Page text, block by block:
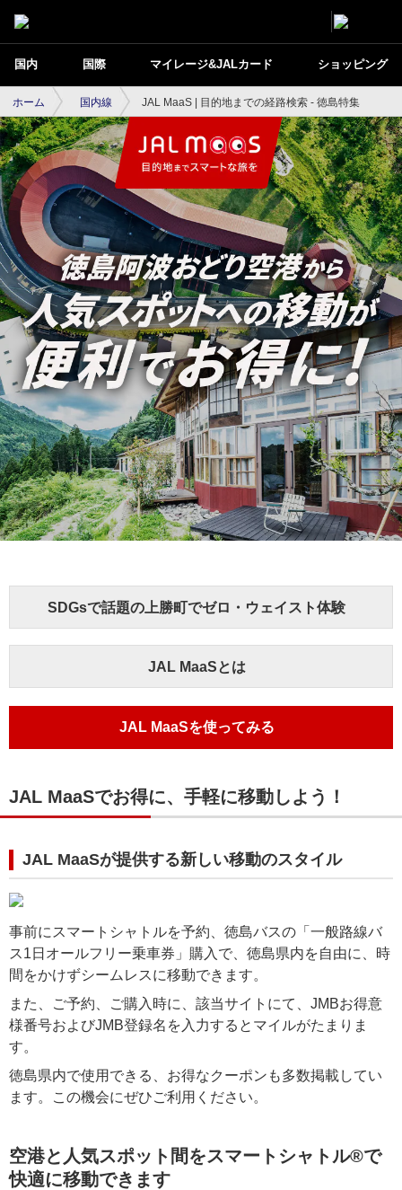
国内 国際 マイレージ&JALカード ショッピング
ホーム 国内線 JAL MaaS | 目的地までの経路検索 - 徳島特集
SDGsで話題の上勝町でゼロ・ウェイスト体験
JAL MaaSとは
JAL MaaSを使ってみる
JAL MaaSでお得に、手軽に移動しよう！
JAL MaaSが提供する新しい移動のスタイル
事前にスマートシャトルを予約、徳島バスの「一般路線バ
ス1日オールフリー乗車券」購入で、徳島県内を自由に、時
間をかけずシームレスに移動できます。
また、ご予約、ご購入時に、該当サイトにて、JMBお得意
様番号およびJMB登録名を入力するとマイルがたまりま
す。
徳島県内で使用できる、お得なクーポンも多数掲載してい
ます。この機会にぜひご利用ください。
空港と人気スポット間をスマートシャトル®️で
快適に移動できます